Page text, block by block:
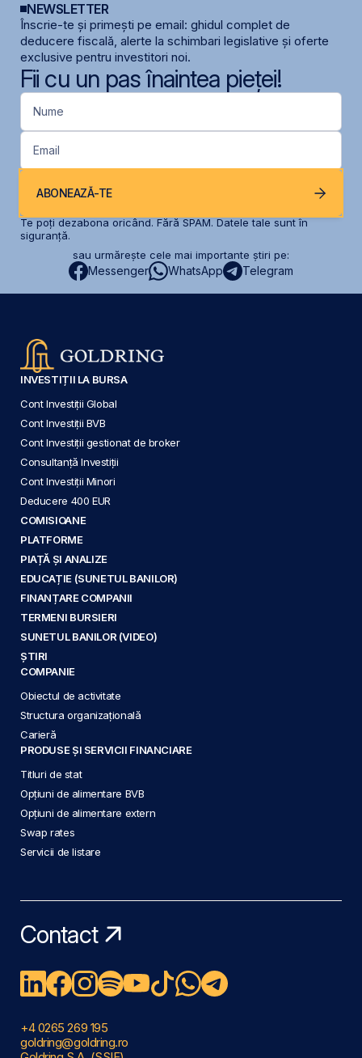
NEWSLETTER
Înscrie-te și primești pe email: ghidul complet de
deducere fiscală, alerte la schimbari legislative și oferte
exclusive pentru investitori noi.
Fii cu un pas înaintea pieței!
Nume
Email
ABONEAZĂ-TE
Te poți dezabona oricând. Fără SPAM. Datele tale sunt în
siguranță.
sau urmărește cele mai importante știri pe:
Messenger WhatsApp Telegram
INVESTIȚII LA BURSA
Cont Investiții Global
Cont Investiții BVB
Cont Investiții gestionat de broker
Consultanță Investiții
Cont Investiții Minori
Deducere 400 EUR
COMISIOANE
PLATFORME
PIAȚĂ ȘI ANALIZE
EDUCAȚIE (SUNETUL BANILOR)
FINANȚARE COMPANII
TERMENI BURSIERI
SUNETUL BANILOR (VIDEO)
ȘTIRI
COMPANIE
Obiectul de activitate
Structura organizațională
Carieră
PRODUSE ȘI SERVICII FINANCIARE
Titluri de stat
Opțiuni de alimentare BVB
Opțiuni de alimentare extern
Swap rates
Servicii de listare
Contact
+4 0265 269 195
goldring@goldring.ro